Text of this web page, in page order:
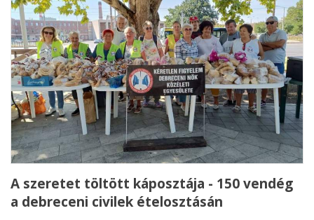
A szeretet töltött káposztája - 150 vendég
a debreceni civilek ételosztásán